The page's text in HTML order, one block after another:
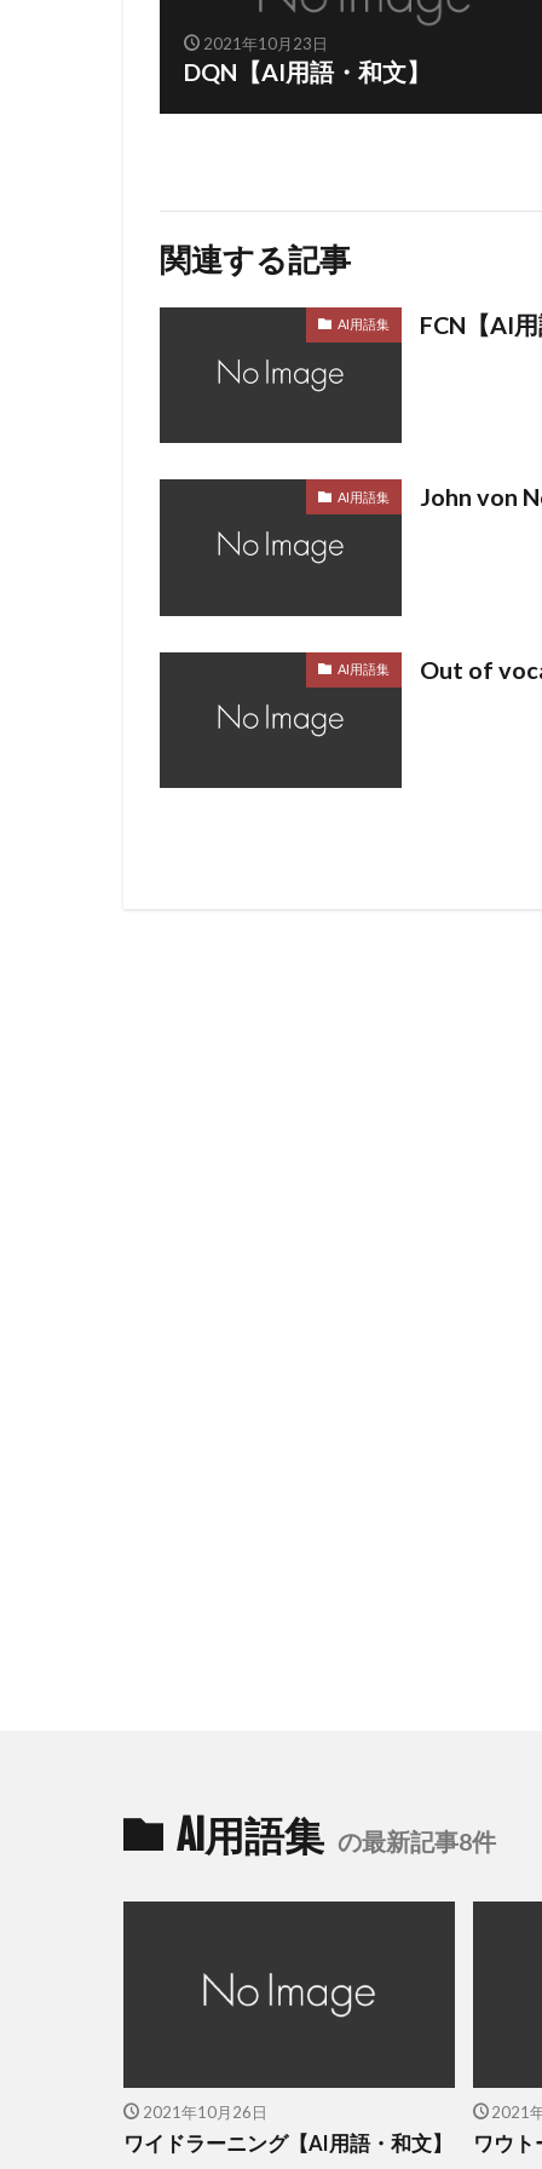
2021年10月23日
DQN【AI用語・和文】
関連する記事
AI用語集 FCN【AI
AI用語集 John von
AI用語集 Out of
AI用語集 の最新記事8件
2021年10月26日
ワイドラーニング【AI用語・和文】
2021
ワウト